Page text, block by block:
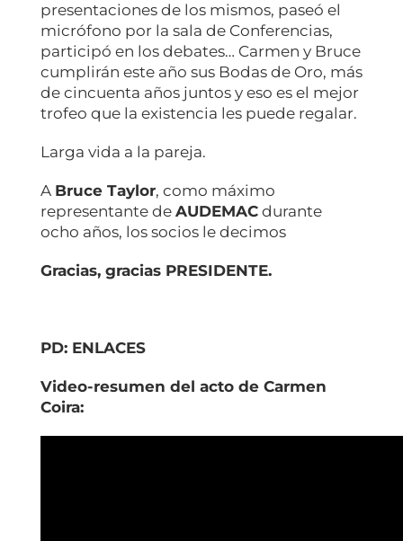
presentaciones de los mismos, paseó el
micrófono por la sala de Conferencias,
participó en los debates… Carmen y Bruce
cumplirán este año sus Bodas de Oro, más
de cincuenta años juntos y eso es el mejor
trofeo que la existencia les puede regalar.
Larga vida a la pareja.
A Bruce Taylor, como máximo
representante de AUDEMACdurante
ocho años, los socios le decimos
Gracias, gracias PRESIDENTE.
PD: ENLACES
Video-resumen del acto de Carmen
Coira: